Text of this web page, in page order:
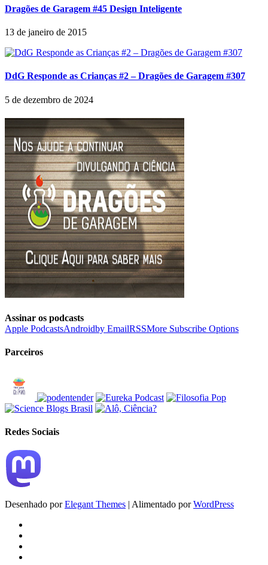
Dragões de Garagem #45 Design Inteligente
13 de janeiro de 2015
DdG Responde as Crianças #2 – Dragões de Garagem #307
5 de dezembro de 2024
Assinar os podcasts
Apple PodcastsAndroidby EmailRSSMore Subscribe Options
Parceiros
Redes Sociais
Desenhado porElegant Themes | Alimentado porWordPress